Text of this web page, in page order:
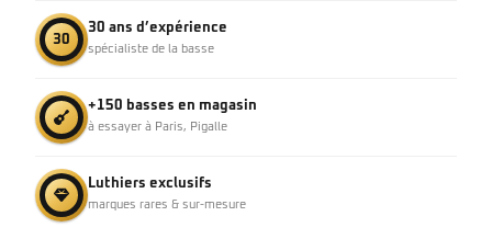
30
30 ans d’expérience
spécialiste de la basse
+150 basses en magasin
à essayer à Paris, Pigalle
Luthiers exclusifs
marques rares & sur-mesure